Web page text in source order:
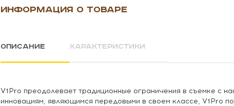
ИНФОРМАЦИЯ О ТОВАРЕ
ОПИСАНИЕ ХАРАКТЕРИСТИКИ
V1Pro преодолевает традиционные ограничения в съемке с
инновациям, являющимся передовыми в своем классе, V1Pro